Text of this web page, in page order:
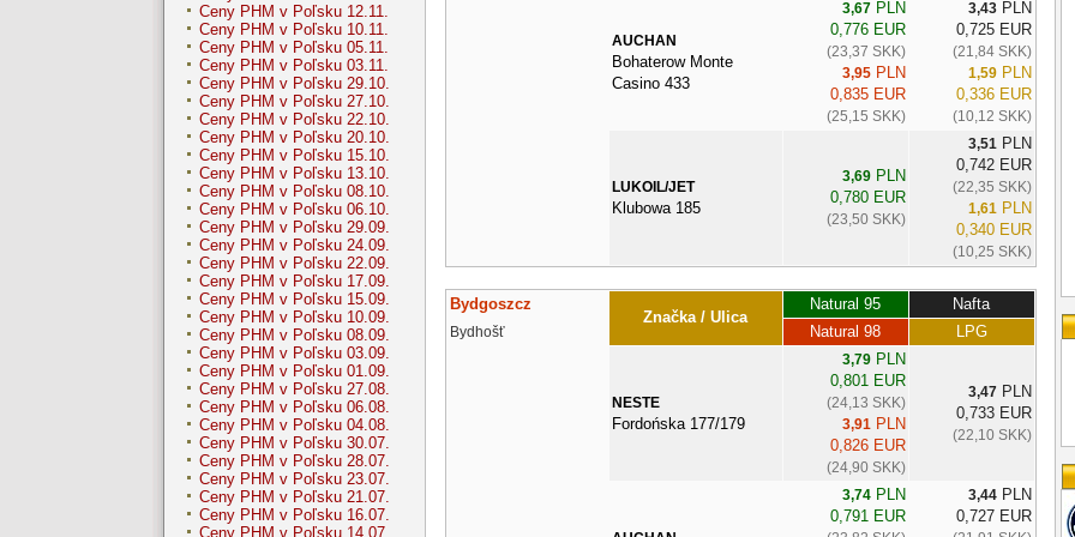
Ceny PHM v Poľsku 12.11.
Ceny PHM v Poľsku 10.11.
Ceny PHM v Poľsku 05.11.
Ceny PHM v Poľsku 03.11.
Ceny PHM v Poľsku 29.10.
Ceny PHM v Poľsku 27.10.
Ceny PHM v Poľsku 22.10.
Ceny PHM v Poľsku 20.10.
Ceny PHM v Poľsku 15.10.
Ceny PHM v Poľsku 13.10.
Ceny PHM v Poľsku 08.10.
Ceny PHM v Poľsku 06.10.
Ceny PHM v Poľsku 29.09.
Ceny PHM v Poľsku 24.09.
Ceny PHM v Poľsku 22.09.
Ceny PHM v Poľsku 17.09.
Ceny PHM v Poľsku 15.09.
Ceny PHM v Poľsku 10.09.
Ceny PHM v Poľsku 08.09.
Ceny PHM v Poľsku 03.09.
Ceny PHM v Poľsku 01.09.
Ceny PHM v Poľsku 27.08.
Ceny PHM v Poľsku 06.08.
Ceny PHM v Poľsku 04.08.
Ceny PHM v Poľsku 30.07.
Ceny PHM v Poľsku 28.07.
Ceny PHM v Poľsku 23.07.
Ceny PHM v Poľsku 21.07.
Ceny PHM v Poľsku 16.07.
Ceny PHM v Poľsku 14.07.
AUCHAN
Bohaterow Monte
Casino 433
3,67PLN
0,776 EUR
(23,37 SKK)
3,95PLN
0,835 EUR
(25,15 SKK)
3,43PLN
0,725 EUR
(21,84 SKK)
1,59PLN
0,336 EUR
(10,12 SKK)
LUKOIL/JET
Klubowa 185
3,69PLN
0,780 EUR
(23,50 SKK)
3,51 PLN
0,742 EUR
(22,35 SKK)
1,61 PLN
0,340 EUR
(10,25 SKK)
Bydgoszcz
Značka / Ulica
Natural 95 Nafta
Bydhošť Natural 98 LPG
NESTE
Fordońska 177/179
3,79PLN
0,801 EUR
(24,13 SKK)
3,91 PLN
0,826 EUR
(24,90 SKK)
3,47PLN
0,733 EUR
(22,10 SKK)
3,74PLN
0,791 EUR
3,44PLN
0,727 EUR